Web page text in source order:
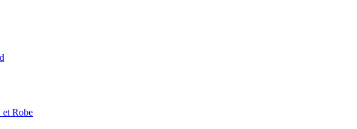
Robe